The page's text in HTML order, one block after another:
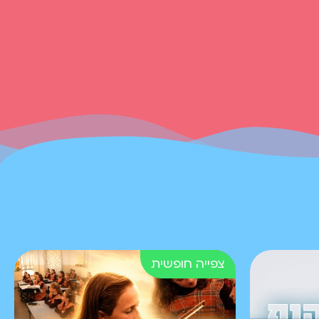
מצוות הכנסת האורחים
שלו?